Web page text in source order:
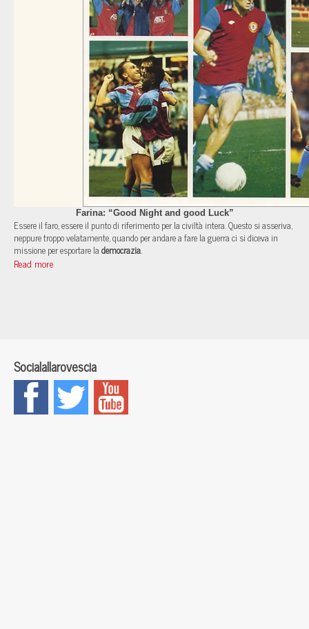
Farina: “Good Night and good Luck”
Essere il faro, essere il punto di riferimento per la civiltà intera. Questo si asseriva,
neppure troppo velatamente, quando per andare a fare la guerra ci si diceva in
missione per esportare lademocrazia.
Read more
Socialallarovescia